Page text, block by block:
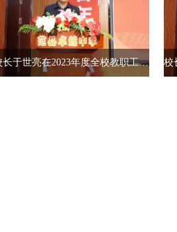
校长于世亮在2023年度全校教职工表彰大会上的讲话视频节选